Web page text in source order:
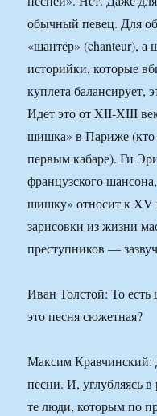
обычный певец. Для
«шантёр» (chanteur), а
историйки, которые
куплета балансирует,
Идет это от XII-XIII
шишка» в Париже (кто-
первым кабаре). Ги
французского
шишку» относит к
зарисовки из жизни
преступников —
Иван Толстой: То
это песня сюжетная?
Максим Кравчинский:
песни. И, углубляясь
те люди, которым по